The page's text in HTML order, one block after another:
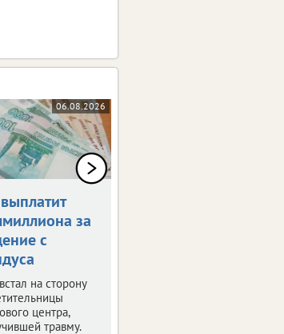
06.08.2026
за
с
на сторону
центра,
травму.